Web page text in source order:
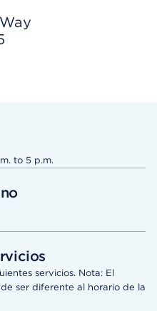
to 5 p.m.
servicios. Nota: El
ser diferente al horario de la